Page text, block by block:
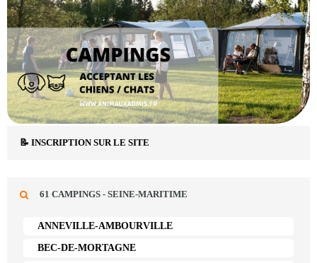
📝 INSCRIPTION SUR LE SITE
61 CAMPINGS - SEINE-MARITIME
ANNEVILLE-AMBOURVILLE
BEC-DE-MORTAGNE